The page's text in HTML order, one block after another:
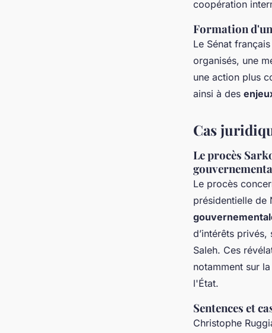
coopération
Formation
Le Sénat
organisés, une
une action plus
ainsi à des
Cas
Le procès
Le procès
présidentielle de
d’intérêts
Saleh. Ces
notamment sur
l'État.
Sentences et
Christophe